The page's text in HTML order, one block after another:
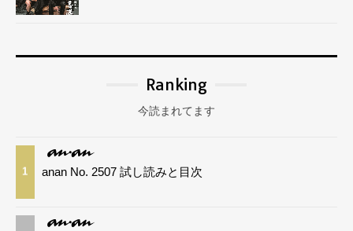
Ranking
今読まれてます
1 anan No. 2507 試し読みと目次